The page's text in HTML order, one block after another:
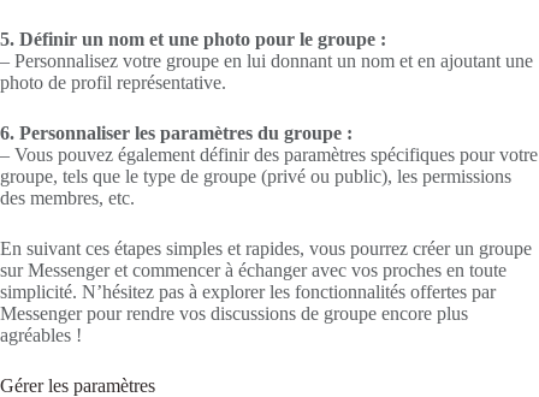
5. Définir un nom et une photo pour le groupe :
– Personnalisez votre groupe en lui donnant un nom et en ajoutant une
photo de profil représentative.
6. Personnaliser les paramètres du groupe :
– Vous pouvez également définir des paramètres spécifiques pour votre
groupe, tels que le type de groupe (privé ou public), les permissions
des membres, etc.
En suivant ces étapes simples et rapides, vous pourrez créer un groupe
sur Messenger et commencer à échanger avec vos proches en toute
simplicité. N’hésitez pas à explorer les fonctionnalités offertes par
Messenger pour rendre vos discussions de groupe encore plus
agréables !
Gérer les paramètres